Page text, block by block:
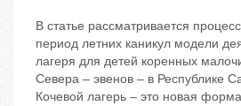
В статье рассматривается
период летних каникул модели
лагеря для детей коренных
Севера – эвенов – в Республике
Кочевой лагерь – это новая